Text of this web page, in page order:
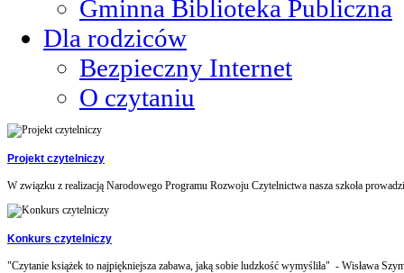
Gminna Biblioteka Publiczna
Dla rodziców
Bezpieczny Internet
O czytaniu
Projekt czytelniczy
W związku z realizacją Narodowego Programu Rozwoju Czytelnictwa nasza szkoła
Konkurs czytelniczy
"Czytanie książek to najpiękniejsza zabawa, jaką sobie ludzkość wymyśliła" - Wisława